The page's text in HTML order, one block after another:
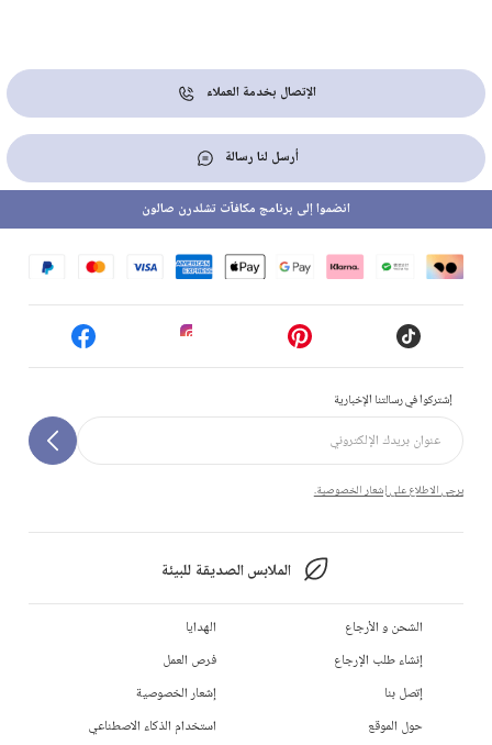
الإتصال بخدمة العملاء
أرسل لنا رسالة
إشتركوا في رسالتنا الإخبارية
يرجى الاطلاع على إشعار الخصوصية.
الملابس الصديقة للبيئة
انضموا إلى برنامج مكافآت تشلدرن صالون
الشحن و الأرجاع
إنشاء طلب الإرجاع
إتصل بنا
حول الموقع
الهدايا
فرص العمل
إشعار الخصوصية
استخدام الذكاء الاصطناعي